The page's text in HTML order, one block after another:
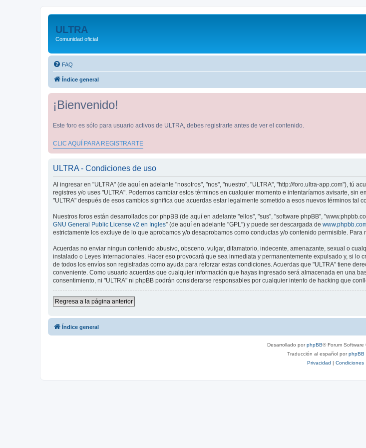
ULTRA
Comunidad oficial
FAQ
Índice general
¡Bienvenido!
Este foro es sólo para usuario activos de ULTRA, debes registrarte antes de ver el contenido.
CLIC AQUÍ PARA REGISTRARTE
ULTRA - Condiciones de uso
Al ingresar en "ULTRA" (de aquí en adelante "nosotros", "nos", "nuestro", "ULTRA", "http://foro.ultra-app.com"), tú
registres y/o uses "ULTRA". Podemos cambiar estos términos en cualquier momento e intentaríamos avisarte,
"ULTRA" después de esos cambios significa que acuerdas estar legalmente sometido a esos nuevos términos tal
Nuestros foros están desarrollados por phpBB (de aquí en adelante "ellos", "sus", "software phpBB",
GNU General Public License v2 en Ingles” (de aquí en adelante "GPL") y puede ser descargada de
estrictamente los excluye de lo que aprobamos y/o desaprobamos como conductas y/o contenido permisible. Para
Acuerdas no enviar ningun contenido abusivo, obsceno, vulgar, difamatorio, indecente, amenazante, sexual o
instalado o Leyes Internacionales. Hacer eso provocará que sea inmediata y permanentemente expulsado y, si
de todos los envíos son registradas como ayuda para reforzar estas condiciones. Acuerdas que "ULTRA" tiene
conveniente. Como usuario acuerdas que cualquier información que hayas ingresado será almacenada en una
consentimiento, ni "ULTRA" ni phpBB podrán considerarse responsables por cualquier intento de hacking que
Regresa a la página anterior
Índice general
Desarrollado porphpBB® Forum Software
Traducción al español porphpBB
Privacidad | Condiciones